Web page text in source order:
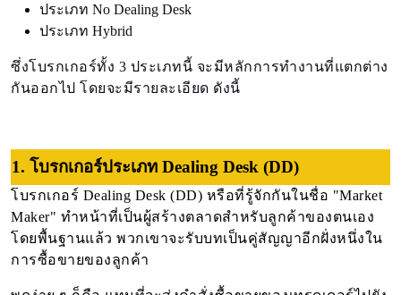
ประเภท No Dealing Desk
ประเภท Hybrid
ซึ่งโบรกเกอร์ทั้ง 3 ประเภทนี้ จะมีหลักการทำงานที่แตกต่าง
กันออกไป โดยจะมีรายละเอียด ดังนี้
1. โบรกเกอร์ประเภท Dealing Desk (DD)
โบรกเกอร์ Dealing Desk (DD) หรือที่รู้จักกันในชื่อ "Market
Maker" ทำหน้าที่เป็นผู้สร้างตลาดสำหรับลูกค้าของตนเอง
โดยพื้นฐานแล้ว พวกเขาจะรับบทเป็นคู่สัญญาอีกฝั่งหนึ่งใน
การซื้อขายของลูกค้า